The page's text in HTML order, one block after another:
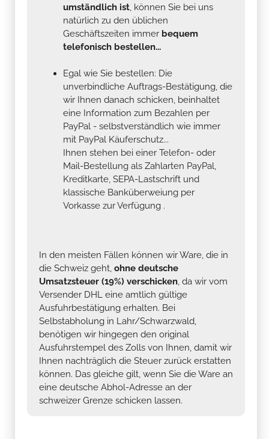
umständlich ist, können Sie bei uns
natürlich zu den üblichen
Geschäftszeiten immer bequem
telefonisch bestellen...
Egal wie Sie bestellen: Die
unverbindliche Auftrags-Bestätigung, die
wir Ihnen danach schicken, beinhaltet
eine Information zum Bezahlen per
PayPal - selbstverständlich wie immer
mit PayPal Käuferschutz...
Ihnen stehen bei einer Telefon- oder
Mail-Bestellung als Zahlarten PayPal,
Kreditkarte, SEPA-Lastschrift und
klassische Banküberweiung per
Vorkasse zur Verfügung .
In den meisten Fällen können wir Ware, die in
die Schweiz geht, ohne deutsche
Umsatzsteuer (19%) verschicken, da wir vom
Versender DHL eine amtlich gültige
Ausfuhrbestätigung erhalten. Bei
Selbstabholung in Lahr/Schwarzwald,
benötigen wir hingegen den original
Ausfuhrstempel des Zolls von Ihnen, damit wir
Ihnen nachträglich die Steuer zurück erstatten
können. Das gleiche gilt, wenn Sie die Ware an
eine deutsche Abhol-Adresse an der
schweizer Grenze schicken lassen.